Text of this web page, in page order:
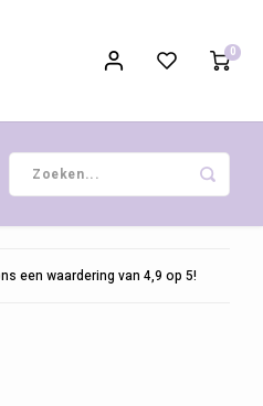
0
een waardering van 4,9 op 5!